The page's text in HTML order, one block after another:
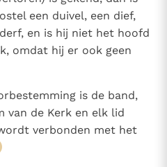
een duivel, een dief,
en is hij niet het hoofd
omdat hij er ook geen
is de band,
van de Kerk en elk lid
verbonden met het